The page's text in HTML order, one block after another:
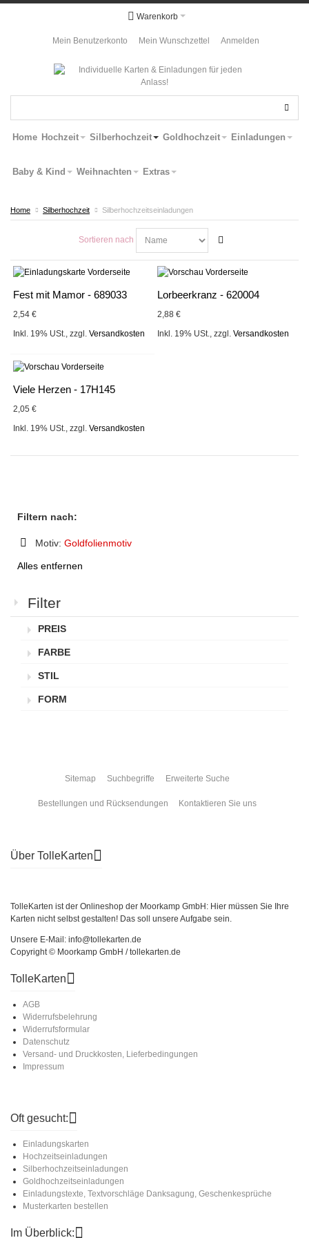
Warenkorb
Mein Benutzerkonto Mein Wunschzettel Anmelden
Home Hochzeit Silberhochzeit Goldhochzeit Einladungen
Baby & Kind Weihnachten Extras
Home Silberhochzeit Silberhochzeitseinladungen
Sortieren nach
Fest mit Mamor - 689033
2,54 €
Inkl. 19% USt.,zzgl.Versandkosten
Lorbeerkranz - 620004
2,88 €
Inkl. 19% USt.,zzgl.Versandkosten
Viele Herzen - 17H145
2,05 €
Inkl. 19% USt.
,zzgl.Versandkosten
Filtern nach:
Motiv: Goldfolienmotiv
Artikel
Alles entfernen
Filter
PREIS
FARBE
STIL
FORM
Sitemap Suchbegriffe Erweiterte Suche
Bestellungen und Rücksendungen Kontaktieren Sie uns
Über TolleKarten
TolleKarten ist der Onlineshop der Moorkamp GmbH: Hier müssen Sie Ihre
Karten nicht selbst gestalten! Das soll unsere Aufgabe sein.
Unsere E-Mail: info@tollekarten.de
Copyright © Moorkamp GmbH / tollekarten.de
TolleKarten
AGB
Widerrufsbelehrung
Widerrufsformular
Datenschutz
Versand- und Druckkosten, Lieferbedingungen
Impressum
Oft gesucht:
Einladungskarten
Hochzeitseinladungen
Silberhochzeitseinladungen
Goldhochzeitseinladungen
Einladungstexte, Textvorschläge Danksagung, Geschenkesprüche
Musterkarten bestellen
Im Überblick: